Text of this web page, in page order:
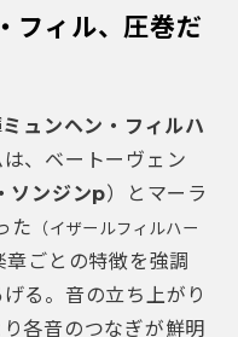
フィル、圧巻だ
ミュンヘン・フィルハ
、ベートーヴェン
ソンジンp）とマーラ
た
（イザールフィルハー
ごとの特徴を強調
る。音の立ち上がり
各音のつなぎが鮮明